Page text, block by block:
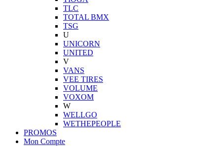
TLC
TOTAL BMX
TSG
U
UNICORN
UNITED
V
VANS
VEE TIRES
VOLUME
VOXOM
W
WELLGO
WETHEPEOPLE
PROMOS
Mon Compte